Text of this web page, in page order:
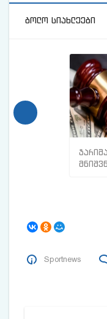
ბოლო სიახლეები
Sportnews